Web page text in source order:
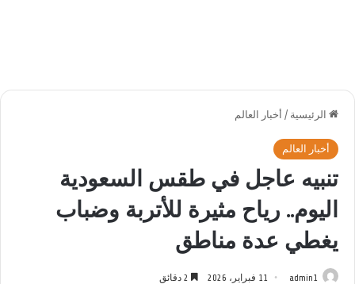
الرئيسية / أخبار العالم
أخبار العالم
تنبيه عاجل في طقس السعودية
اليوم.. رياح مثيرة للأتربة وضباب
يغطي عدة مناطق
admin1 11 فبراير، 2026